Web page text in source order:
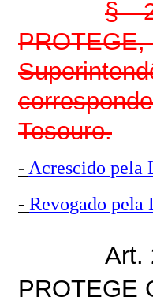
§
Tesouro.
- Acrescido pela
- Revogado pela
Art.
PROTEGE